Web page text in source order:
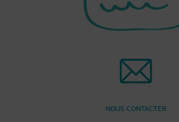
NOUS CONTACTER